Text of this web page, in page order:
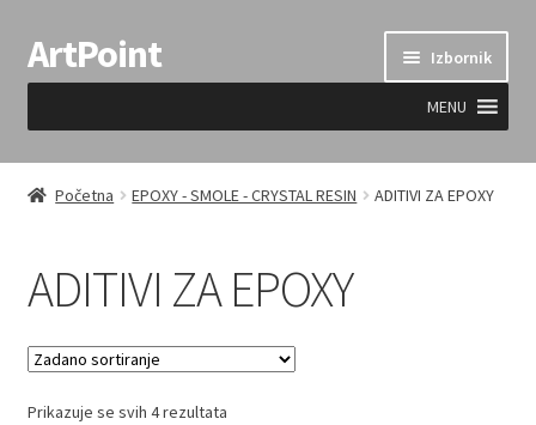
Preskoči
na
Skoči
do
ArtPoint Izbornik
MENU
Uvjeti prodaje
Početna EPOXY - SMOLE - CRYSTAL RESIN ADITIVI ZA EPOXY
ADITIVI ZA EPOXY
Prikazuje se svih 4 rezultata